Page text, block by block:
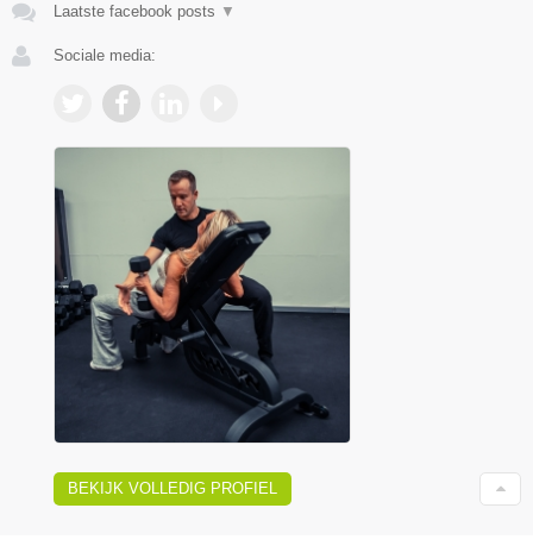
Laatste facebook posts ▼
Sociale media:
BEKIJK VOLLEDIG PROFIEL